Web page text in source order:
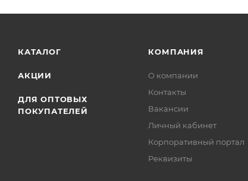
КАТАЛОГ
АКЦИИ
ДЛЯ ОПТОВЫХ
ПОКУПАТЕЛЕЙ
КОМПАНИЯ
О компании
Контакты
Вакансии
Личный кабинет
Корпоративный портал
Реквизиты